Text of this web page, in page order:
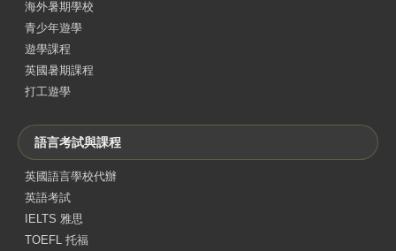
海外暑期學校
青少年遊學
遊學課程
英國暑期課程
打工遊學
語言考試與課程
英國語言學校代辦
英語考試
IELTS 雅思
TOEFL 托福